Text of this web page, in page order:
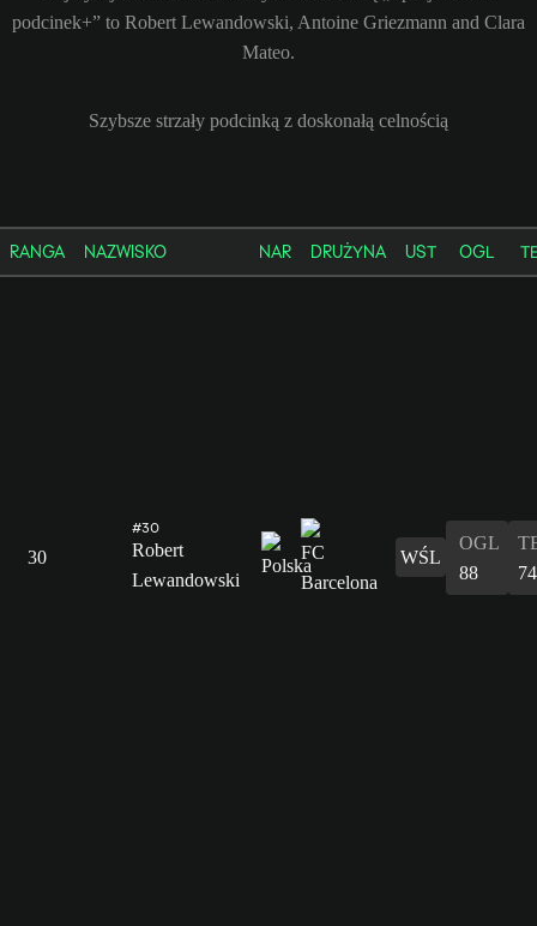
podcinek+” to Robert Lewandowski, Antoine Griezmann and Clara
Mateo.
Szybsze strzały podcinką z doskonałą celnością
RANGA NAZWISKO NAR DRUŻYNA UST OGL
30
#30
Robert
Lewandowski
WŚL
OGL
88
74